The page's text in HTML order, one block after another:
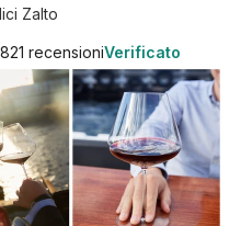
Zalto
recensioniVerificato